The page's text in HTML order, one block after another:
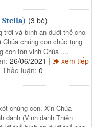
(3 bè)
trời và bình an dưới thế cho
chúng con chúc tụng
con tôn vinh Chúa ....
xem tiếp
26/06/2021 |
Thảo luận: 0
chúng con. Xin Chúa
danh (Vinh danh Thiên